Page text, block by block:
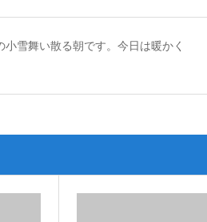
雪舞い散る朝です。今日は暖かく